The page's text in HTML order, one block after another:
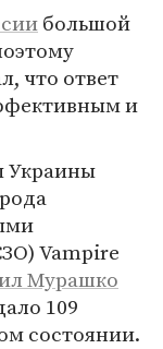
большой
что ответ
и
Украины
Vampire
Мурашко
109
состоянии.